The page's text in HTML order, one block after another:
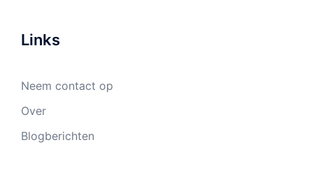
Links
Neem contact op
Over
Blogberichten